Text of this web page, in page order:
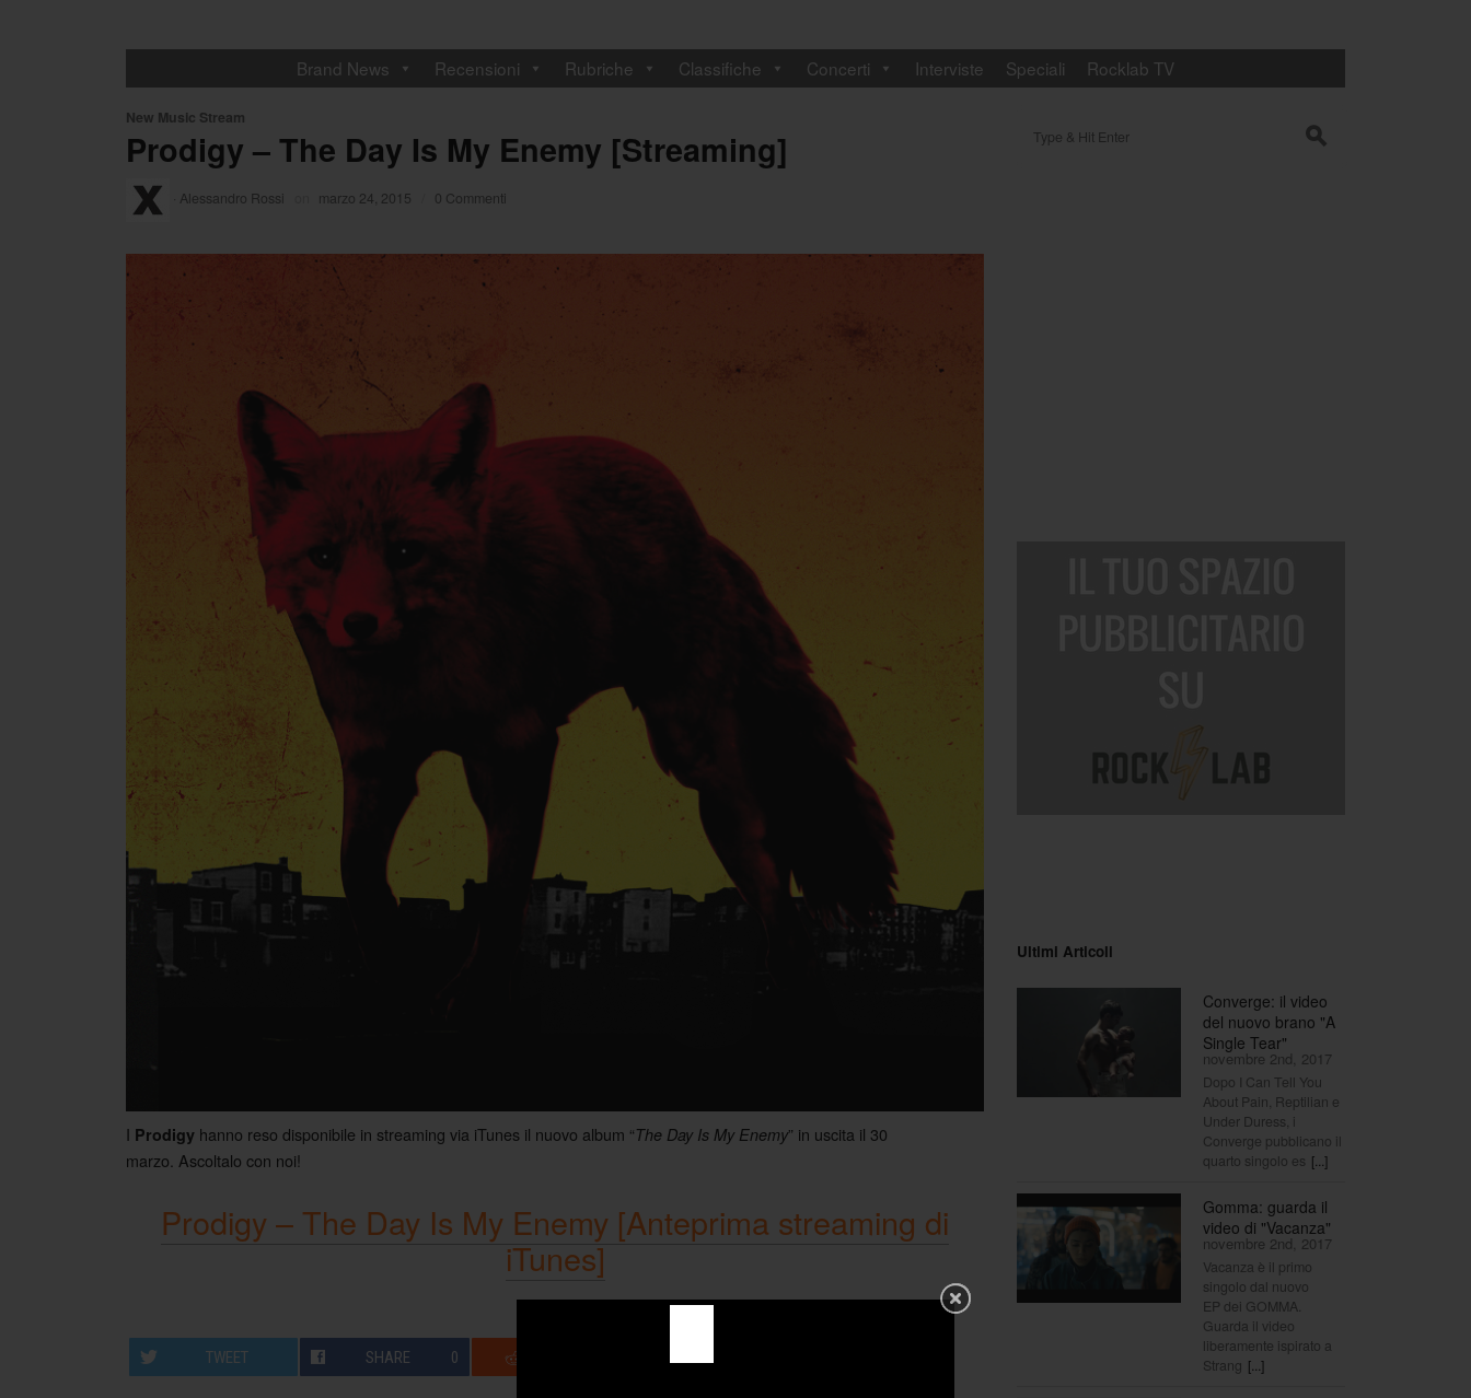
Brand News Recensioni Rubriche Classifiche Concerti Interviste Speciali Rocklab TV
New Music Stream
Prodigy – The Day Is My Enemy [Streaming]
Alessandro Rossi marzo 24, 2015 0 Commenti
I Prodigy hanno reso disponibile in streaming via iTunes il nuovo album “The Day Is My Enemy” in uscita il 30
marzo. Ascoltalo con noi!
Prodigy – The Day Is My Enemy [Anteprima streaming di
iTunes]
TWEET SHARE 0
s
Ultimi Articoli
Converge: il video
del nuovo brano "A
Single Tear"
novembre 2nd, 2017
Dopo I Can Tell You
About Pain, Reptilian e
Under Duress, i
Converge pubblicano il
quarto singolo es [...]
Gomma: guarda il
video di "Vacanza"
novembre 2nd, 2017
Vacanza è il primo
singolo dal nuovo
EP dei GOMMA.
Guarda il video
liberamente ispirato a
Strang [...]